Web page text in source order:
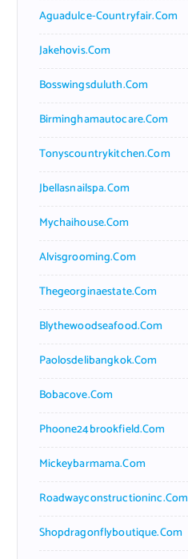
Aguadulce-Countryfair.com
Jakehovis.com
Bosswingsduluth.com
Birminghamautocare.com
Tonyscountrykitchen.com
Jbellasnailspa.com
Mychaihouse.com
Alvisgrooming.com
Thegeorginaestate.com
Blythewoodseafood.com
Paolosdelibangkok.com
Bobacove.com
Phoone24brookfield.com
Mickeybarmama.com
Roadwayconstructioninc.com
Shopdragonflyboutique.com